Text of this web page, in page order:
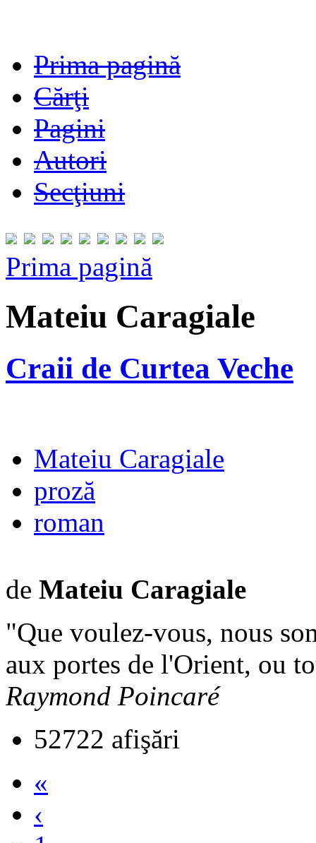
Prima pagină
Cărţi
Pagini
Autori
Secţiuni
Prima pagină
Mateiu Caragiale
Craii de Curtea Veche
Mateiu Caragiale
proză
roman
de Mateiu Caragiale
"Que voulez-vous, nous
aux portes de l'Orient, ou
Raymond Poincaré
52722 afişări
«
‹